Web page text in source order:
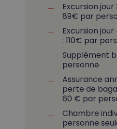
Excursion jour
89€ par
Excursion jour
: 110€ par
Supplément
personne
Assurance
perte de
60 € par
Chambre
personne